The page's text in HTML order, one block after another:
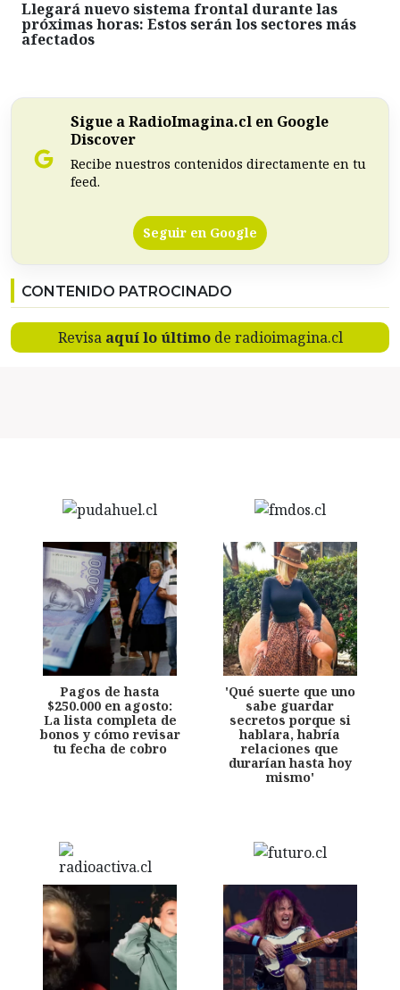
Llegará nuevo sistema frontal durante las
próximas horas: Estos serán los sectores más
afectados
Sigue a RadioImagina.cl en Google
Discover
Recibe nuestros contenidos directamente en tu
feed.
Seguir en Google
CONTENIDO PATROCINADO
Revisa aquí lo últimode radioimagina.cl
Pagos de hasta
$250.000 en agosto:
La lista completa de
bonos y cómo revisar
tu fecha de cobro
'Qué suerte que uno
sabe guardar
secretos porque si
hablara, habría
relaciones que
durarían hasta hoy
mismo'